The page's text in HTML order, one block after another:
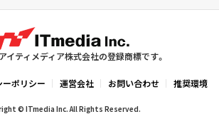
ティメディア株式会社の登録商標です。
ーポリシー 運営会社 お問い合わせ 推奨環境
© ITmedia Inc. All Rights Reserved.